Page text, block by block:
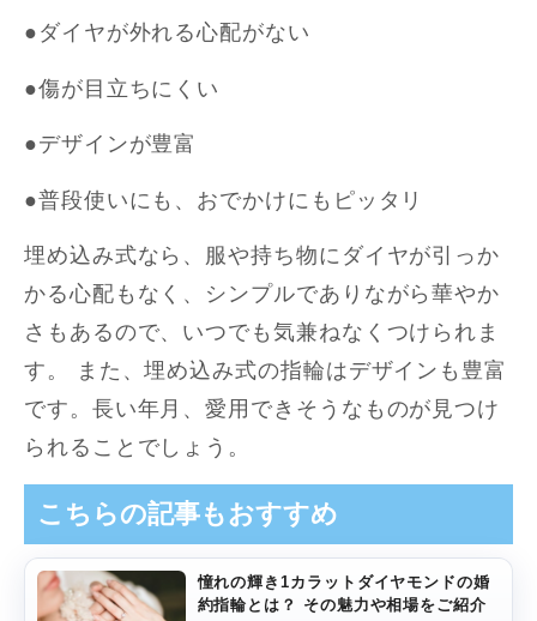
●ダイヤが外れる心配がない
●傷が目立ちにくい
●デザインが豊富
●普段使いにも、おでかけにもピッタリ
埋め込み式なら、服や持ち物にダイヤが引っか
かる心配もなく、シンプルでありながら華やか
さもあるので、いつでも気兼ねなくつけられま
す。 また、埋め込み式の指輪はデザインも豊富
です。長い年月、愛用できそうなものが見つけ
られることでしょう。
こちらの記事もおすすめ
憧れの輝き1カラットダイヤモンドの婚
約指輪とは？ その魅力や相場をご紹介